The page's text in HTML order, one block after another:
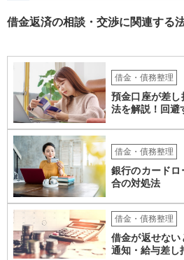
借金返済の相談・交渉に関連する
借金・債務整理
預金口座が差
法を解説！回避
借金・債務整理
銀行のカード
合の対処法
借金・債務整理
借金が返せな
通知・給与差し